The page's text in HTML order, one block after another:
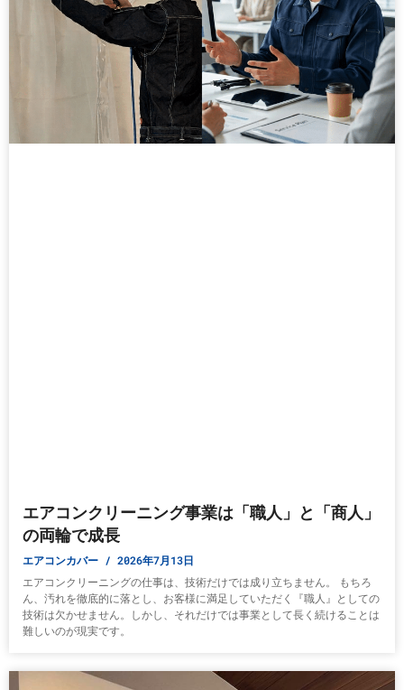
エアコンクリーニング事業は「職人」と「商人」
の両輪で成長
エアコンカバー 2026年7月13日
エアコンクリーニングの仕事は、技術だけでは成り立ちません。 もちろ
ん、汚れを徹底的に落とし、お客様に満足していただく『職人』としての
技術は欠かせません。しかし、それだけでは事業として長く続けることは
難しいのが現実です。